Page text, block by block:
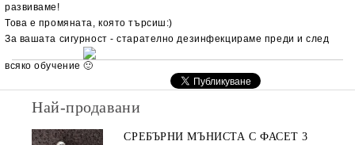
развиваме!
Това е промяната, която търсиш:)
За вашата сигурност - старателно дезинфекцираме преди и след
всяко обучение
Най-продавани
СРЕБЪРНИ МЪНИСТА С ФАСЕТ 3